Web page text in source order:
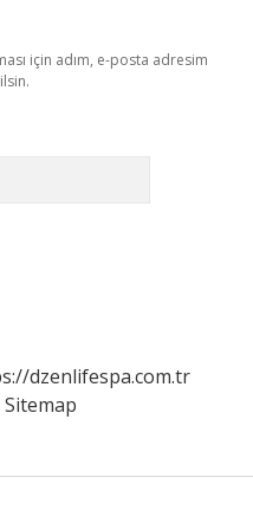
için adım, e-posta adresim
dzenlifespa.com.tr
Sitemap